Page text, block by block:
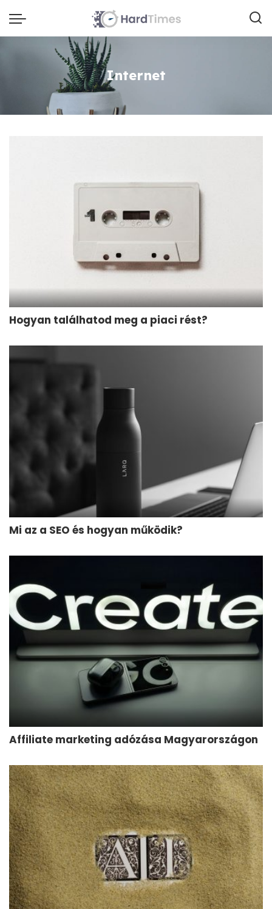
Internet
Hogyan találhatod meg a piaci rést?
Mi az a SEO és hogyan működik?
Affiliate marketing adózása Magyarországon